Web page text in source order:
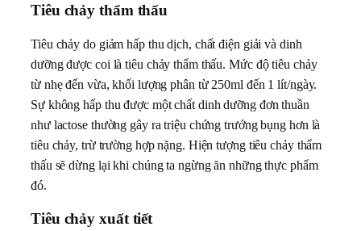
Tiêu chảy thẩm thấu
Tiêu chảy do giảm hấp thu dịch, chất điện giải và dinh
dưỡng được coi là tiêu chảy thẩm thấu. Mức độ tiêu chảy
từ nhẹ đến vừa, khối lượng phân từ 250ml đến 1 lít/ngày.
Sự không hấp thu được một chất dinh dưỡng đơn thuần
như lactose thường gây ra triệu chứng trướng bụng hơn là
tiêu chảy, trừ trường hợp nặng. Hiện tượng tiêu chảy thẩm
thấu sẽ dừng lại khi chúng ta ngừng ăn những thực phẩm
đó.
Tiêu chảy xuất tiết